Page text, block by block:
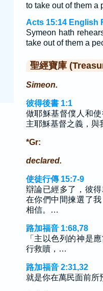
to take out of them a
Acts 15:14 English
Symeon hath
take out of them a
聖經寶庫
Simeon.
彼得後書 1:1
做耶穌基督僕人和
主耶穌基督之義，與
*Gr:
declared.
使徒行傳 15:7-9
辯論已經多了，彼
在你們中間揀選了
相信。…
路加福音 1:68,78
「主以色列的神是
行救贖，…
路加福音 2:31,32
就是你在萬民面前